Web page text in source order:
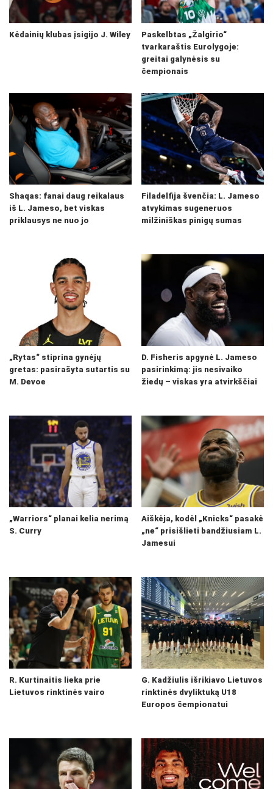
Kėdainių klubas įsigijo J. Wiley
Paskelbtas „Žalgirio“
tvarkaraštis Eurolygoje:
greitai galynėsis su
čempionais
Shaqas: fanai daug reikalaus
iš L. Jameso, bet viskas
priklausys ne nuo jo
Filadelfija švenčia: L. Jameso
atvykimas sugeneruos
milžiniškas pinigų sumas
„Rytas“ stiprina gynėjų
gretas: pasirašyta sutartis su
M. Devoe
D. Fisheris apgynė L. Jameso
pasirinkimą: jis nesivaiko
žiedų – viskas yra atvirkščiai
„Warriors“ planai kelia nerimą
S. Curry
Aiškėja, kodėl „Knicks“ pasakė
„ne“ prisišlieti bandžiusiam L.
Jamesui
R. Kurtinaitis lieka prie
Lietuvos rinktinės vairo
G. Kadžiulis išrikiavo Lietuvos
rinktinės dvyliktuką U18
Europos čempionatui